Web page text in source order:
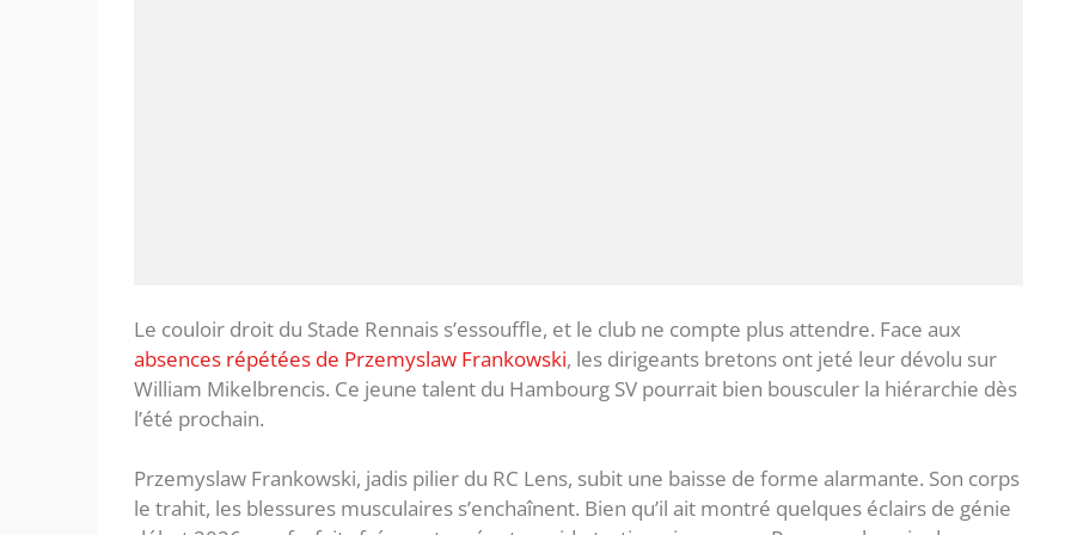
Le couloir droit du Stade Rennais s’essouffle, et le club ne compte plus attendre. Face aux
absences répétées de Przemyslaw Frankowski, les dirigeants bretons ont jeté leur dévolu sur
William Mikelbrencis. Ce jeune talent du Hambourg SV pourrait bien bousculer la hiérarchie dès
l’été prochain.
Przemyslaw Frankowski, jadis pilier du RC Lens, subit une baisse de forme alarmante. Son corps
le trahit, les blessures musculaires s’enchaînent. Bien qu’il ait montré quelques éclairs de génie